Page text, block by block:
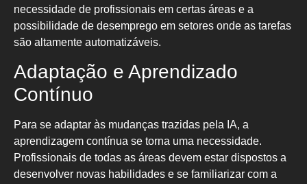
necessidade de profissionais em certas áreas e a
possibilidade de desemprego em setores onde as tarefas
são altamente automatizáveis.
Adaptação e Aprendizado
Contínuo
Para se adaptar às mudanças trazidas pela IA, a
aprendizagem contínua se torna uma necessidade.
Profissionais de todas as áreas devem estar dispostos a
desenvolver novas habilidades e se familiarizar com a